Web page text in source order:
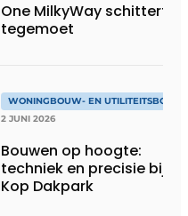
One MilkyWay schittert je
tegemoet
WONINGBOUW- EN UTILITEITSBOUW
2 JUNI 2026
Bouwen op hoogte:
techniek en precisie bij
Kop Dakpark